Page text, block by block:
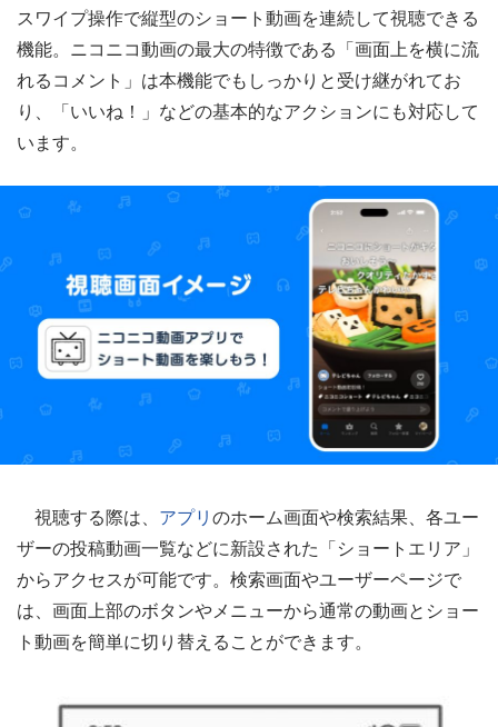
スワイプ操作で縦型のショート動画を連続して視聴できる
機能。ニコニコ動画の最大の特徴である「画面上を横に流
れるコメント」は本機能でもしっかりと受け継がれてお
り、「いいね！」などの基本的なアクションにも対応して
います。
視聴する際は、 アプリのホーム画面や検索結果、各ユー
ザーの投稿動画一覧などに新設された「ショートエリア」
からアクセスが可能です。検索画面やユーザーページで
は、画面上部のボタンやメニューから通常の動画とショー
ト動画を簡単に切り替えることができます。